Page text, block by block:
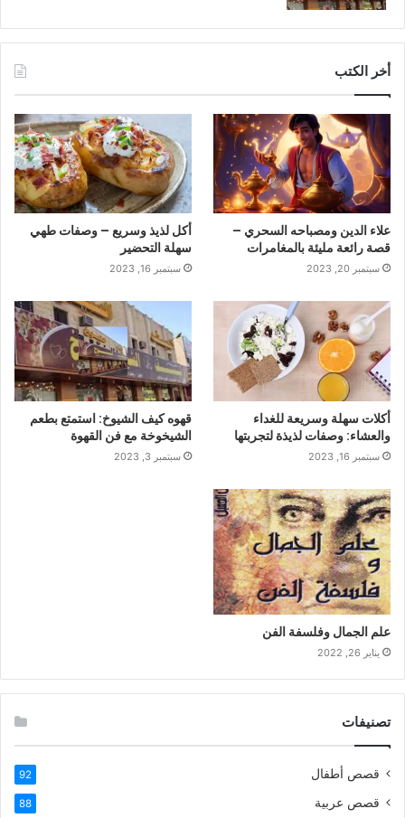
أخر الكتب
علاء الدين ومصباحه السحري –
قصة رائعة مليئة بالمغامرات
سبتمبر 20, 2023
أكل لذيذ وسريع – وصفات طهي
سهلة التحضير
سبتمبر 16, 2023
أكلات سهلة وسريعة للغداء
والعشاء: وصفات لذيذة لتجربتها
سبتمبر 16, 2023
قهوه كيف الشيوخ: استمتع بطعم
الشيخوخة مع فن القهوة
سبتمبر 3, 2023
علم الجمال وفلسفة الفن
يناير 26, 2022
تصنيفات
قصص أطفال 92
قصص عربية 88